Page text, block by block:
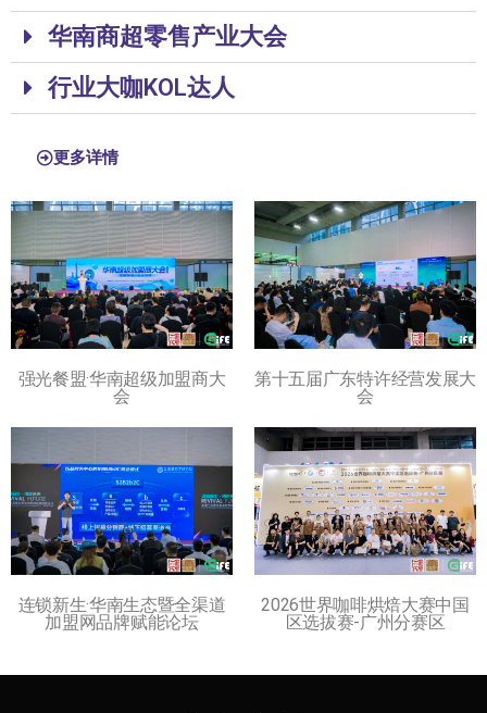
华南商超零售产业大会
行业大咖KOL达人
更多详情
强光餐盟·华南超级加盟商大
会
连锁新生·华南生态暨全渠道
加盟网品牌赋能论坛
第十五届广东特许经营发展大
会
2026世界咖啡烘焙大赛中国
区选拔赛-广州分赛区